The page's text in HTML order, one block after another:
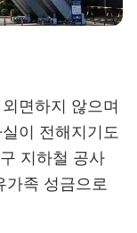
면하지 않으며
이 전해지기도
지하철 공사
가족 성금으로